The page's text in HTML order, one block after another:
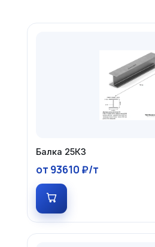
Балка 25К3
от 93610 ₽/т